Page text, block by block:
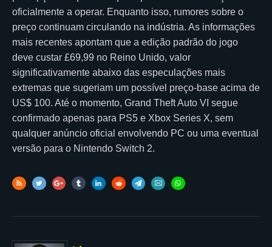
oficialmente a operar. Enquanto isso, rumores sobre o
preço continuam circulando na indústria. As informações
mais recentes apontam que a edição padrão do jogo
deve custar £69,99 no Reino Unido, valor
significativamente abaixo das especulações mais
extremas que sugeriam um possível preço-base acima de
US$ 100. Até o momento, Grand Theft Auto VI segue
confirmado apenas para PS5 e Xbox Series X, sem
qualquer anúncio oficial envolvendo PC ou uma eventual
versão para o Nintendo Switch 2.